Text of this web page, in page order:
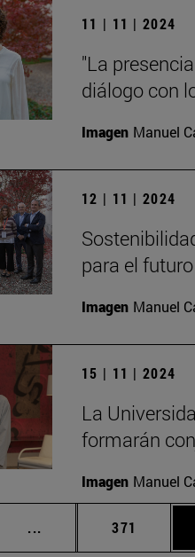
11 | 11 | 2024
"La
diálogo con
Imagen Manuel
12 | 11 | 2024
para el
Imagen Manuel
15 | 11 | 2024
La
formarán
Imagen Manuel
... Páginas intermedias
Página
371